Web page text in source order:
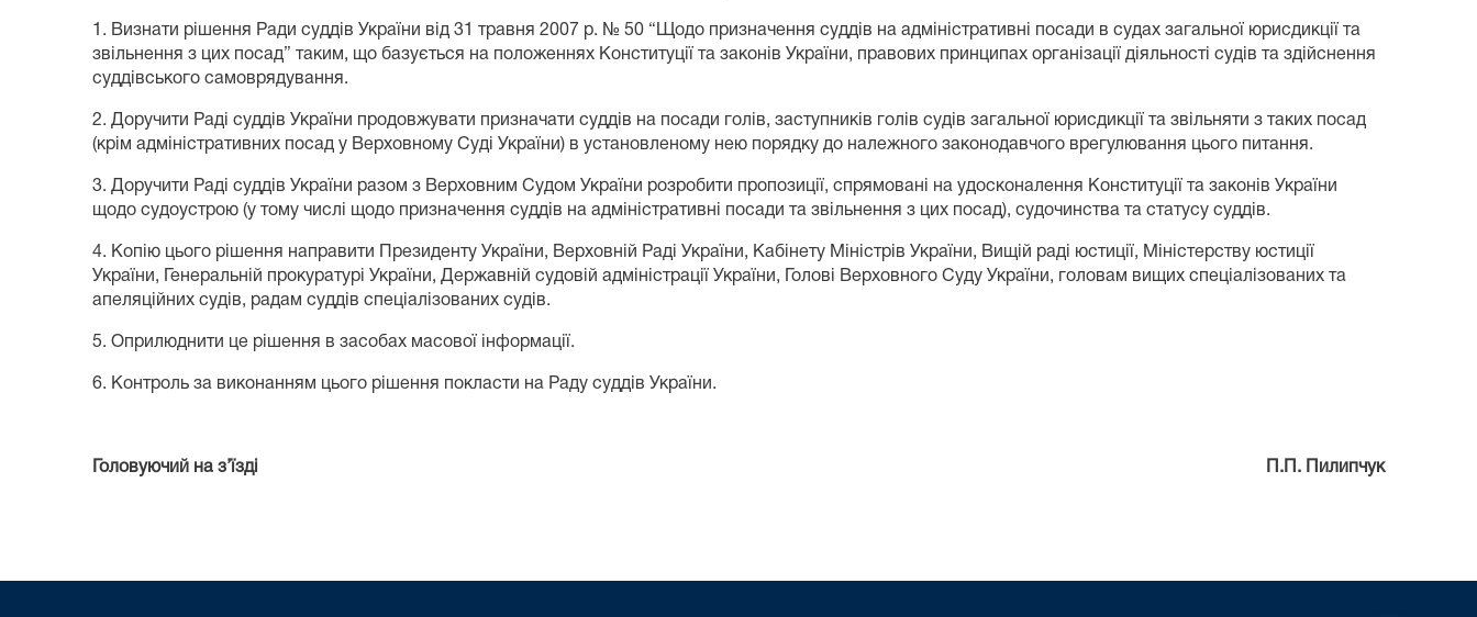
1. Визнати рішення Ради суддів України від 31 травня 2007 р. № 50 “Щодо призначення суддів на адміністративні посади в судах загальної юрисдикції та
звільнення з цих посад” таким, що базується на положеннях Конституції та законів України, правових принципах організації діяльності судів та здійснення
суддівського самоврядування.
2. Доручити Раді суддів України продовжувати призначати суддів на посади голів, заступників голів судів загальної юрисдикції та звільняти з таких посад
(крім адміністративних посад у Верховному Суді України) в установленому нею порядку до належного законодавчого врегулювання цього питання.
3. Доручити Раді суддів України разом з Верховним Судом України розробити пропозиції, спрямовані на удосконалення Конституції та законів України
щодо судоустрою (у тому числі щодо призначення суддів на адміністративні посади та звільнення з цих посад), судочинства та статусу суддів.
4. Копію цього рішення направити Президенту України, Верховній Раді України, Кабінету Міністрів України, Вищій раді юстиції, Міністерству юстиції
України, Генеральній прокуратурі України, Державній судовій адміністрації України, Голові Верховного Суду України, головам вищих спеціалізованих та
апеляційних судів, радам суддів спеціалізованих судів.
5. Оприлюднити це рішення в засобах масової інформації.
6. Контроль за виконанням цього рішення покласти на Раду суддів України.
Головуючий на з’їзді П.П. Пилипчук